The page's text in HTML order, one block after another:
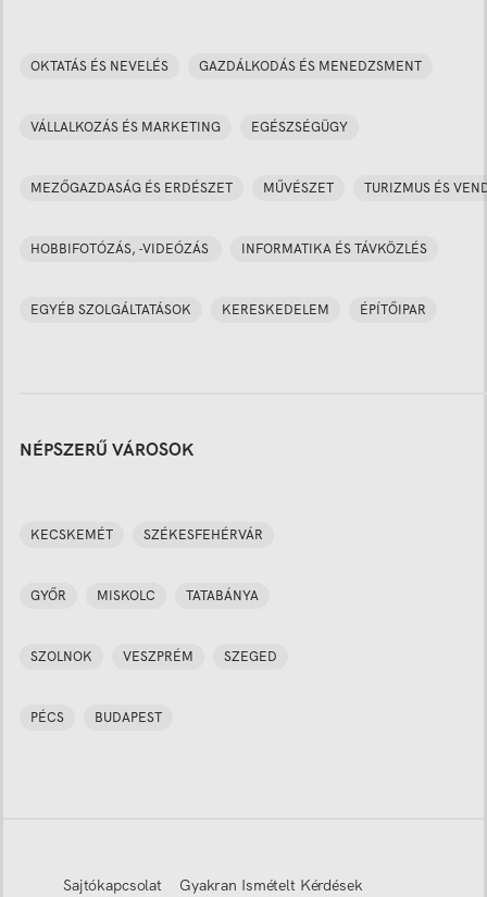
OKTATÁS ÉS NEVELÉS GAZDÁLKODÁS ÉS MENEDZSMENT
VÁLLALKOZÁS ÉS MARKETING EGÉSZSÉGÜGY
MEZŐGAZDASÁG ÉS ERDÉSZET MŰVÉSZET TURIZMUS ÉS
HOBBIFOTÓZÁS, -VIDEÓZÁS INFORMATIKA ÉS TÁVKÖZLÉS
EGYÉB SZOLGÁLTATÁSOK KERESKEDELEM ÉPÍTŐIPAR
NÉPSZERŰ VÁROSOK
KECSKEMÉT SZÉKESFEHÉRVÁR
GYŐR MISKOLC TATABÁNYA
SZOLNOK VESZPRÉM SZEGED
PÉCS BUDAPEST
Sajtókapcsolat Gyakran Ismételt Kérdések